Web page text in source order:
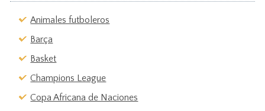
Animales futboleros
Barça
Basket
Champions League
Copa Africana de Naciones